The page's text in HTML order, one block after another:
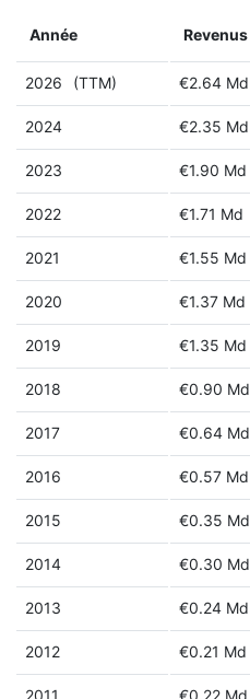
Année Revenus
2026 (TTM) €2.64 Md
2024 €2.35 Md
2023 €1.90 Md
2022 €1.71 Md
2021 €1.55 Md
2020 €1.37 Md
2019 €1.35 Md
2018 €0.90 Md
2017 €0.64 Md
2016 €0.57 Md
2015 €0.35 Md
2014 €0.30 Md
2013 €0.24 Md
2012 €0.21 Md
2011 €0.22 Md